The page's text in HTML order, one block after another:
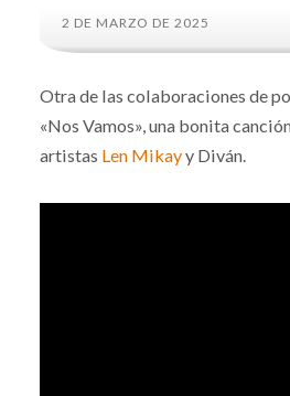
2 DE MARZO DE 2025
Otra de las colaboraciones de
«Nos Vamos», una bonita
artistas Len Mikayy Diván.